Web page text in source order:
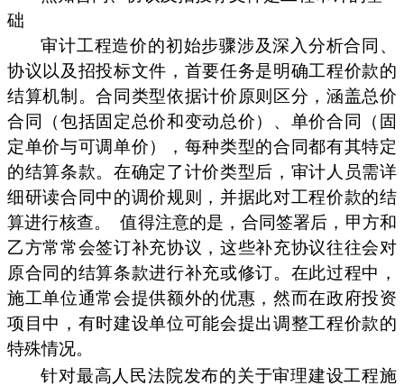
础
审计工程造价的初始步骤涉及深入分析合同、
协议以及招投标文件，首要任务是明确工程价款的
结算机制。合同类型依据计价原则区分，涵盖总价
合同（包括固定总价和变动总价）、单价合同（固
定单价与可调单价），每种类型的合同都有其特定
的结算条款。在确定了计价类型后，审计人员需详
细研读合同中的调价规则，并据此对工程价款的结
算进行核查。
值得注意的是，合同签署后，甲方和
乙方常常会签订补充协议，这些补充协议往往会对
原合同的结算条款进行补充或修订。在此过程中，
施工单位通常会提供额外的优惠，然而在政府投资
项目中，有时建设单位可能会提出调整工程价款的
特殊情况。
针对最高人民法院发布的关于审理建设工程施